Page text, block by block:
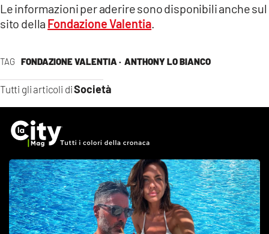
TAG FONDAZIONE VALENTIA · ANTHONY LO BIANCO
Tutti gli articoli diSocietà
Le informazioni per aderire sono disponibili anche sul
sito della Fondazione Valentia